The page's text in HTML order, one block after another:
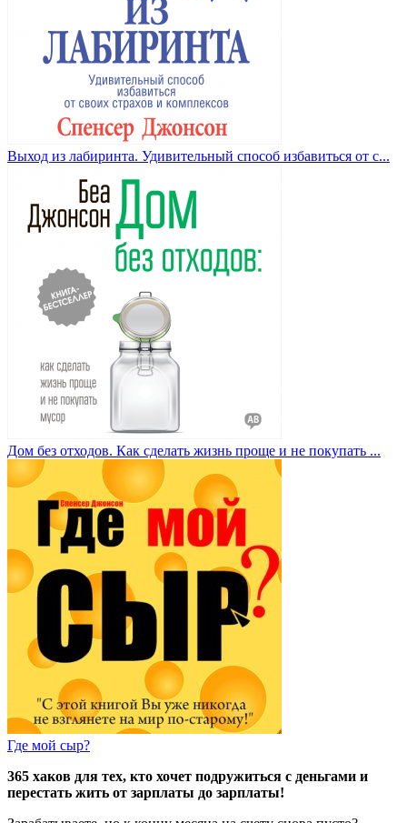
Выход из лабиринта. Удивительный способ избавиться от с...
Дом без отходов. Как сделать жизнь проще и не покупать ...
Где мой сыр?
365 хаков для тех, кто хочет подружиться с деньгами и
перестать жить от зарплаты до зарплаты!